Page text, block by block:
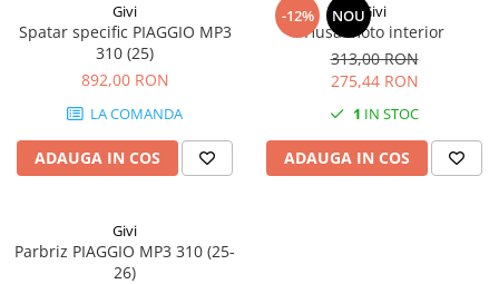
Givi
Spatar specific PIAGGIO MP3
310 (25)
892,00 RON
LA COMANDA
ADAUGA IN COS
-12% NOUGivi
Husa moto interior
313,00 RON
275,44 RON
1 IN STOC
ADAUGA IN COS
Givi
Parbriz PIAGGIO MP3 310 (25-
26)